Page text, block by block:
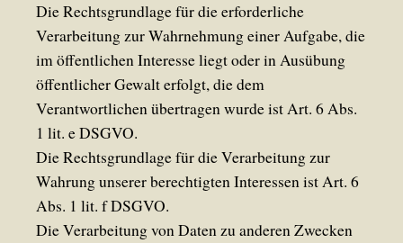
Die Rechtsgrundlage für die erforderliche
Verarbeitung zur Wahrnehmung einer Aufgabe, die
im öffentlichen Interesse liegt oder in Ausübung
öffentlicher Gewalt erfolgt, die dem
Verantwortlichen übertragen wurde ist Art. 6 Abs.
1 lit. e DSGVO.
Die Rechtsgrundlage für die Verarbeitung zur
Wahrung unserer berechtigten Interessen ist Art. 6
Abs. 1 lit. f DSGVO.
Die Verarbeitung von Daten zu anderen Zwecken